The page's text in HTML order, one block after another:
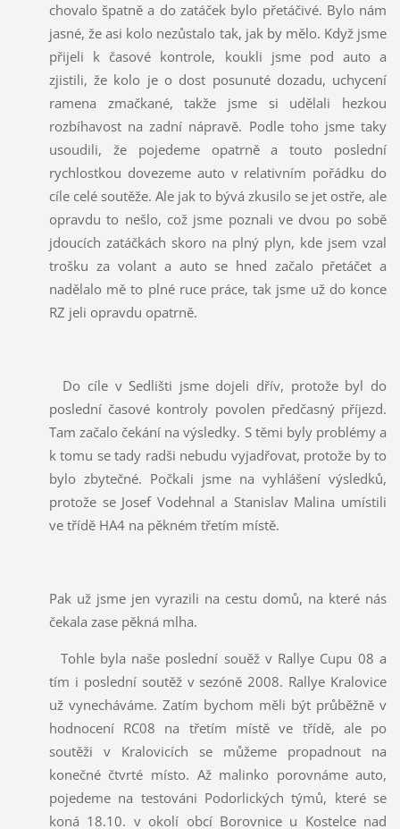
chovalo špatně a do zatáček bylo přetáčivé. Bylo nám
jasné, že asi kolo nezůstalo tak, jak by mělo. Když jsme
přijeli k časové kontrole, koukli jsme pod auto a
zjistili, že kolo je o dost posunuté dozadu, uchycení
ramena zmačkané, takže jsme si udělali hezkou
rozbíhavost na zadní nápravě. Podle toho jsme taky
usoudili, že pojedeme opatrně a touto poslední
rychlostkou dovezeme auto v relativním pořádku do
cíle celé soutěže. Ale jak to bývá zkusilo se jet ostře, ale
opravdu to nešlo, což jsme poznali ve dvou po sobě
jdoucích zatáčkách skoro na plný plyn, kde jsem vzal
trošku za volant a auto se hned začalo přetáčet a
nadělalo mě to plné ruce práce, tak jsme už do konce
RZ jeli opravdu opatrně.
Do cíle v Sedlišti jsme dojeli dřív, protože byl do
poslední časové kontroly povolen předčasný příjezd.
Tam začalo čekání na výsledky. S těmi byly problémy a
k tomu se tady radši nebudu vyjadřovat, protože by to
bylo zbytečné. Počkali jsme na vyhlášení výsledků,
protože se Josef Vodehnal a Stanislav Malina umístili
ve třídě HA4 na pěkném třetím místě.
Pak už jsme jen vyrazili na cestu domů, na které nás
čekala zase pěkná mlha.
Tohle byla naše poslední souěž v Rallye Cupu 08 a
tím i poslední soutěž v sezóně 2008. Rallye Kralovice
už vynecháváme. Zatím bychom měli být průběžně v
hodnocení RC08 na třetím místě ve třídě, ale po
soutěži v Kralovicích se můžeme propadnout na
konečné čtvrté místo. Až malinko porovnáme auto,
pojedeme na testováni Podorlických týmů, které se
koná 18.10. v okolí obcí Borovnice u Kostelce nad